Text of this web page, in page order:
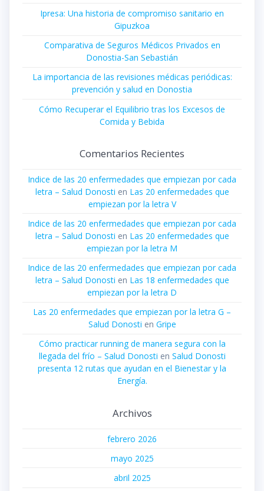
Ipresa: Una historia de compromiso sanitario en
Gipuzkoa
Comparativa de Seguros Médicos Privados en
Donostia-San Sebastián
La importancia de las revisiones médicas periódicas:
prevención y salud en Donostia
Cómo Recuperar el Equilibrio tras los Excesos de
Comida y Bebida
Comentarios Recientes
Indice de las 20 enfermedades que empiezan por cada
letra – Salud Donosti en Las 20 enfermedades que
empiezan por la letra V
Indice de las 20 enfermedades que empiezan por cada
letra – Salud Donosti en Las 20 enfermedades que
empiezan por la letra M
Indice de las 20 enfermedades que empiezan por cada
letra – Salud Donosti en Las 18 enfermedades que
empiezan por la letra D
Las 20 enfermedades que empiezan por la letra G –
Salud Donosti en Gripe
Cómo practicar running de manera segura con la
llegada del frío – Salud Donosti en Salud Donosti
presenta 12 rutas que ayudan en el Bienestar y la
Energía.
Archivos
febrero 2026
mayo 2025
abril 2025